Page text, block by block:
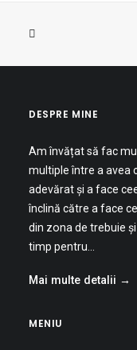
DESPRE MINE
Am învățat să fac
multiple între a avea
adevărat și a face
înclină către a face
din zona de trebuie
timp pentru…
Mai multe detalii →
MENIU